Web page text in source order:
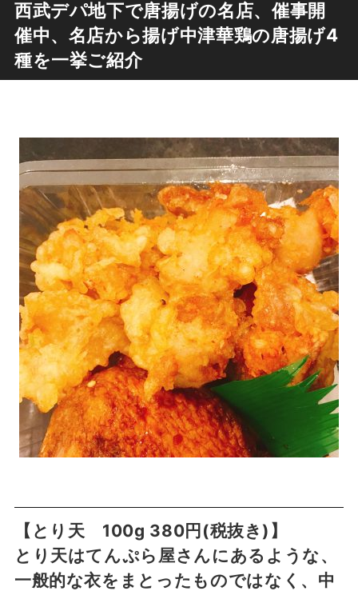
西武デパ地下で唐揚げの名店、催事開
催中、名店から揚げ中津華鶏の唐揚げ4
種を一挙ご紹介
【とり天 100g 380円(税抜き)】
とり天はてんぷら屋さんにあるような、
一般的な衣をまとったものではなく、中